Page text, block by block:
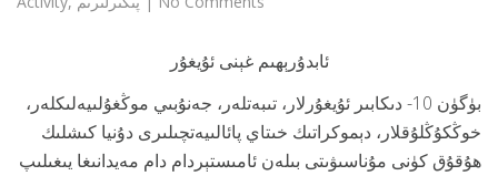
ئابدۇرېھىم غېنى ئۇيغۇر
بۈگۈن 10- دىكابىر ئۇيغۇرلار، تىبەتلەر، جەنۇبىي موڭغۇلىيەلىكلەر،
خوڭكۇڭلۇقلار، دېموكراتىك خىتاي پائالىيەتچىلىرى دۇنيا كىشلىك
ھۇقۇق كۈنى مۇناسىۋىتى بىلەن ئامىستېردام دام مەيدانىغا يىغىلىپ